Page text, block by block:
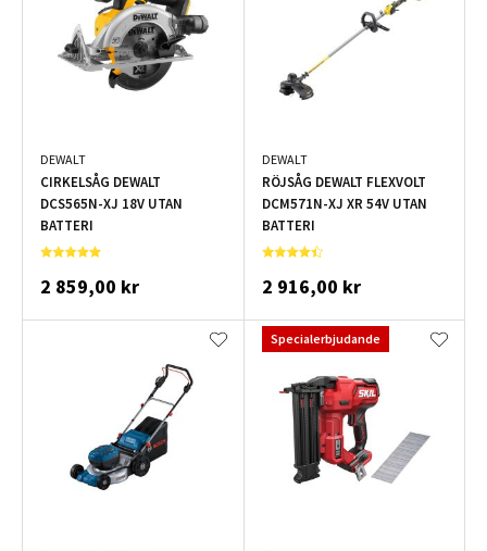
DEWALT
CIRKELSÅG DEWALT
DCS565N-XJ 18V UTAN
BATTERI
2 859,00 kr
DEWALT
RÖJSÅG DEWALT FLEXVOLT
DCM571N-XJ XR 54V UTAN
BATTERI
2 916,00 kr
Specialerbjudande